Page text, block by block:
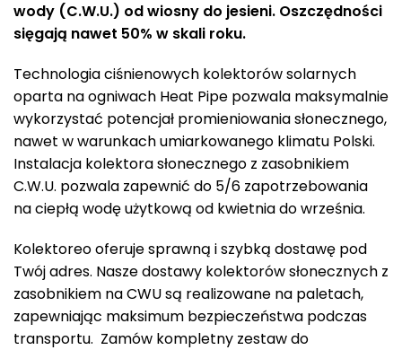
wody (C.W.U.) od wiosny do jesieni. Oszczędności
sięgają nawet 50% w skali roku.
Technologia ciśnienowych kolektorów solarnych
oparta na ogniwach Heat Pipe pozwala maksymalnie
wykorzystać potencjał promieniowania słonecznego,
nawet w warunkach umiarkowanego klimatu Polski.
Instalacja kolektora słonecznego z zasobnikiem
C.W.U. pozwala zapewnić do 5/6 zapotrzebowania
na ciepłą wodę użytkową od kwietnia do września.
Kolektoreo oferuje sprawną i szybką dostawę pod
Twój adres. Nasze dostawy kolektorów słonecznych z
zasobnikiem na CWU są realizowane na paletach,
zapewniając maksimum bezpieczeństwa podczas
transportu. Zamów kompletny zestaw do